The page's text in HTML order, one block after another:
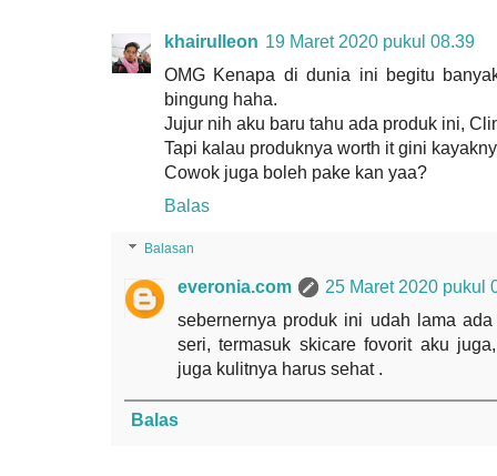
khairulleon 19 Maret 2020 pukul 08.39
OMG Kenapa di dunia ini begitu
bingung haha.
Jujur nih aku baru tahu ada produk ini,
Tapi kalau produknya worth it gini
Cowok juga boleh pake kan yaa?
Balas
Balasan
everonia.com
25 Maret 2020 pukul
sebernernya produk ini udah lama
seri, termasuk skicare fovorit aku
juga kulitnya harus sehat .
Balas